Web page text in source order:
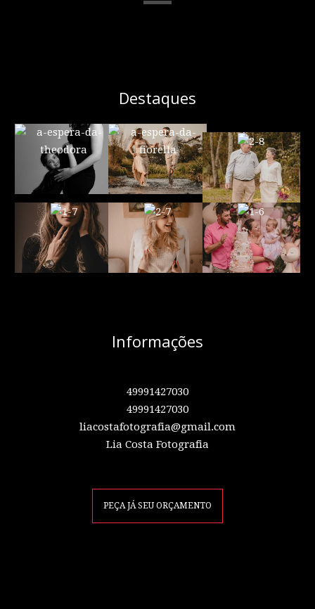
Destaques
Informações
49991427030
49991427030
liacostafotografia@gmail.com
Lia Costa Fotografia
PEÇA JÁ SEU ORÇAMENTO